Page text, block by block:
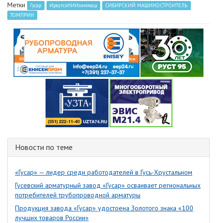
Метки Гусар ИркутскНИИхиммаш
СИБИРСКИЙ МАШИНОСТРОИТЕЛЬ
ТОМПРИН
Новости по теме
«Гусар» — лидер среди работодателей в Гусь-Хрустальном
Гусевский арматурный завод «Гусар» осваивает региональных
потребителей трубопроводной арматуры
Продукция завода «Гусар» удостоена Золотого знака «100
лучших товаров России»